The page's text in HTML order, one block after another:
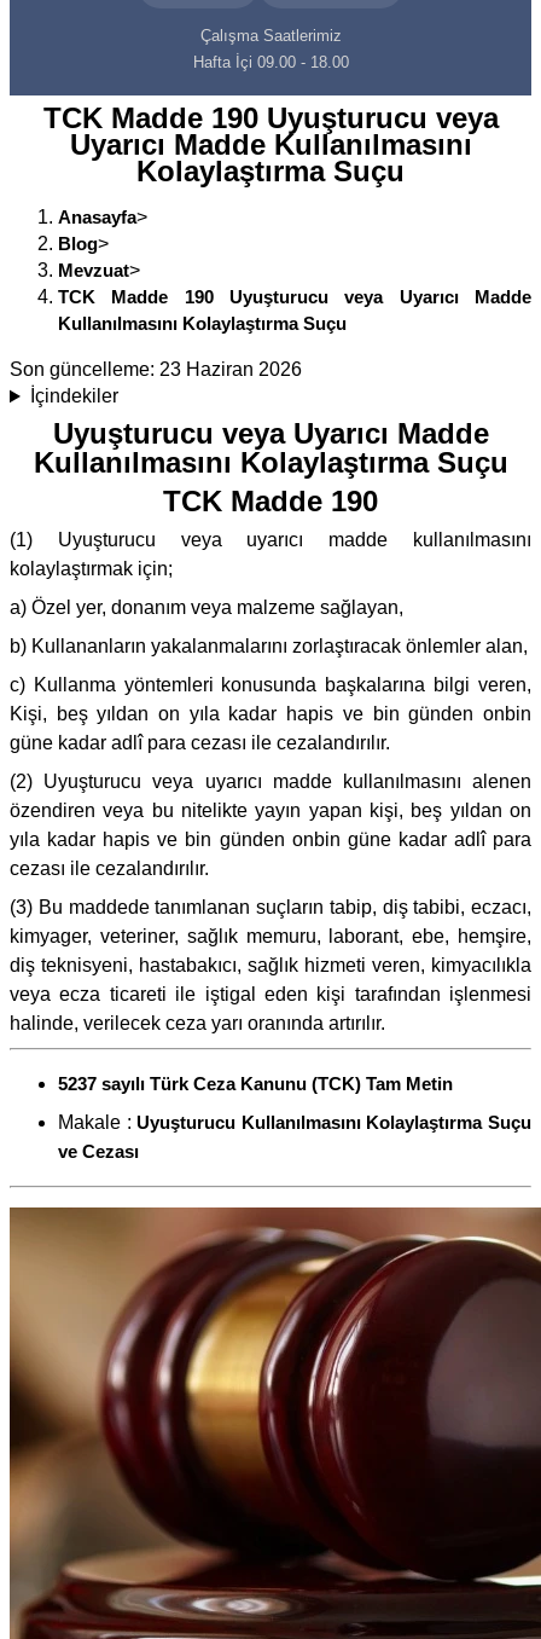
Çalışma Saatlerimiz
Hafta İçi 09.00 - 18.00
TCK Madde 190 Uyuşturucu veya
Uyarıcı Madde Kullanılmasını
Kolaylaştırma Suçu
Anasayfa>
Blog>
Mevzuat>
TCK Madde 190 Uyuşturucu veya Uyarıcı Madde
Kullanılmasını Kolaylaştırma Suçu
Son güncelleme: 23 Haziran 2026
İçindekiler
Uyuşturucu veya Uyarıcı Madde
Kullanılmasını Kolaylaştırma Suçu
TCK Madde 190
(1) Uyuşturucu veya uyarıcı madde kullanılmasını
kolaylaştırmak için;
a) Özel yer, donanım veya malzeme sağlayan,
b) Kullananların yakalanmalarını zorlaştıracak önlemler alan,
c) Kullanma yöntemleri konusunda başkalarına bilgi veren,
Kişi, beş yıldan on yıla kadar hapis ve bin günden onbin
güne kadar adlî para cezası ile cezalandırılır.
(2) Uyuşturucu veya uyarıcı madde kullanılmasını alenen
özendiren veya bu nitelikte yayın yapan kişi, beş yıldan on
yıla kadar hapis ve bin günden onbin güne kadar adlî para
cezası ile cezalandırılır.
(3) Bu maddede tanımlanan suçların tabip, diş tabibi, eczacı,
kimyager, veteriner, sağlık memuru, laborant, ebe, hemşire,
diş teknisyeni, hastabakıcı, sağlık hizmeti veren, kimyacılıkla
veya ecza ticareti ile iştigal eden kişi tarafından işlenmesi
halinde, verilecek ceza yarı oranında artırılır.
5237 sayılı Türk Ceza Kanunu (TCK) Tam Metin
Makale :Uyuşturucu Kullanılmasını Kolaylaştırma Suçu
ve Cezası